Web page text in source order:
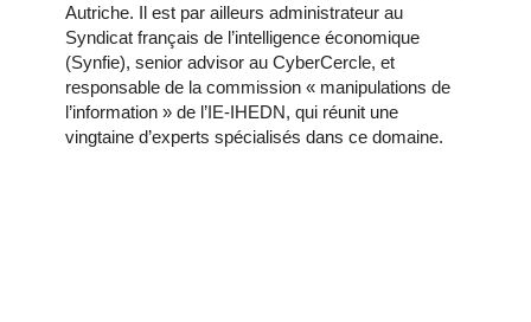
Autriche. Il est par ailleurs administrateur au
Syndicat français de l’intelligence économique
(Synfie), senior advisor au CyberCercle, et
responsable de la commission « manipulations de
l’information » de l’IE-IHEDN, qui réunit une
vingtaine d’experts spécialisés dans ce domaine.